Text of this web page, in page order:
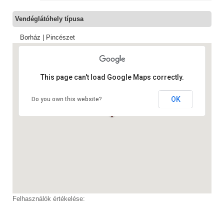
Vendéglátóhely típusa
Borház | Pincészet
This page can't load Google Maps correctly.
Do you own this website? OK
Felhasználók értékelése: